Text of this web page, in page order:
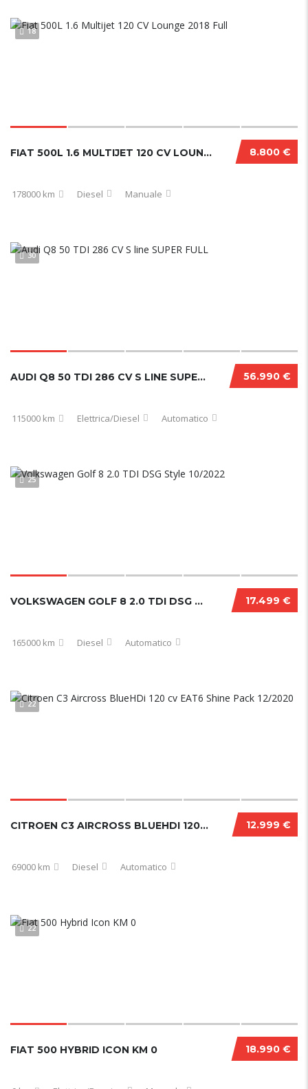
18
8.800 €
FIAT 500L 1.6 MULTIJET 120 CV LOUNGE 2018 FULL
178000 km Diesel Manuale
30
56.990 €
AUDI Q8 50 TDI 286 CV S LINE SUPER FULL
115000 km Elettrica/Diesel Automatico
25
17.499 €
VOLKSWAGEN GOLF 8 2.0 TDI DSG STYLE 10/2022
165000 km Diesel Automatico
22
12.999 €
CITROEN C3 AIRCROSS BLUEHDI 120 CV EAT6 SHINE PACK 12/2020
69000 km Diesel Automatico
22
18.990 €
FIAT 500 HYBRID ICON KM 0